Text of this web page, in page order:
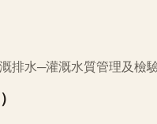
排水─灌溉水質管理及檢